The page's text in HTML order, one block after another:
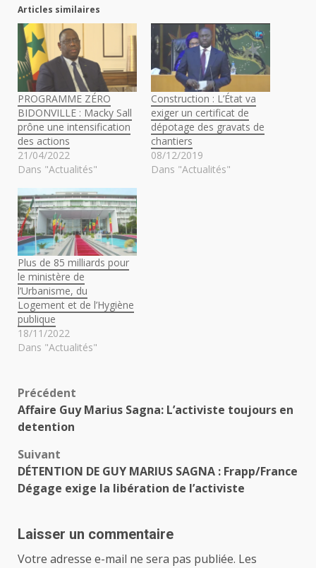
Articles similaires
PROGRAMME ZÉRO
BIDONVILLE : Macky Sall
prône une intensification
des actions
21/04/2022
Dans "Actualités"
Construction : L’État va
exiger un certificat de
dépotage des gravats de
chantiers
08/12/2019
Dans "Actualités"
Plus de 85 milliards pour
le ministère de
l’Urbanisme, du
Logement et de l’Hygiène
publique
18/11/2022
Dans "Actualités"
Navigation
d’article
Précédent
Affaire Guy Marius Sagna: L’activiste toujours en
detention
Suivant
DÉTENTION DE GUY MARIUS SAGNA : Frapp/France
Dégage exige la libération de l’activiste
Laisser un commentaire
Votre adresse e-mail ne sera pas publiée. Les